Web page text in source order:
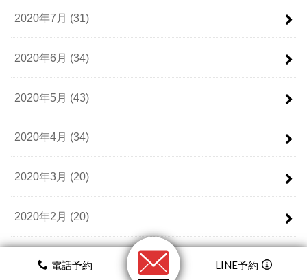
電話予約 LINE予約
2020年7月 (31)
2020年6月 (34)
2020年5月 (43)
2020年4月 (34)
2020年3月 (20)
2020年2月 (20)